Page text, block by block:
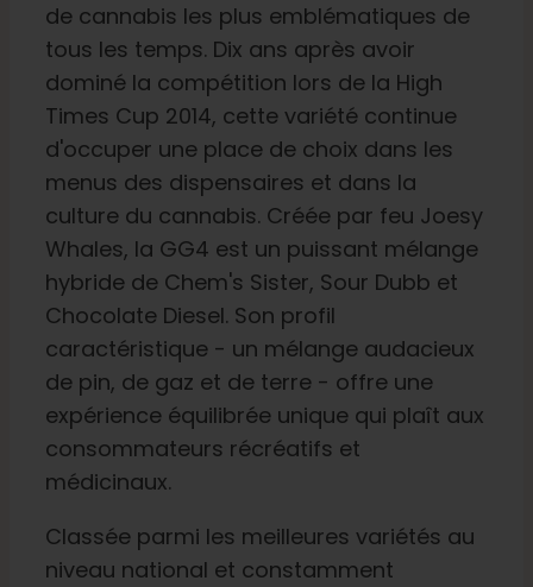
A propos de
Chasse au phéno
Préserver le patrimoine génétique des
Contact
Boutique
Français
Recherche
:
de cannabis les plus emblématiques de
tous les temps. Dix ans après avoir
dominé la compétition lors de la High
Times Cup 2014, cette variété continue
d'occuper une place de choix dans les
menus des dispensaires et dans la
culture du cannabis. Créée par feu Joesy
Whales, la GG4 est un puissant mélange
hybride de Chem's Sister, Sour Dubb et
Chocolate Diesel. Son profil
caractéristique - un mélange audacieux
de pin, de gaz et de terre - offre une
expérience équilibrée unique qui plaît aux
consommateurs récréatifs et
médicinaux.
Classée parmi les meilleures variétés au
niveau national et constamment